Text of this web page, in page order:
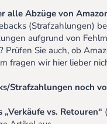
alle Abzüge von
(Strafzahlungen)
aufgrund von
Sie auch, ob
fragen wir hier lieber
Strafzahlungen noch
vs. Retouren“